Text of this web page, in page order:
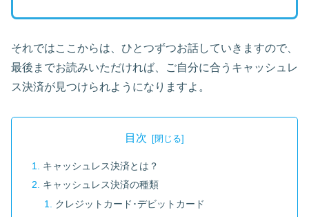
それではここからは、ひとつずつお話していきますので、
最後までお読みいただければ、ご自分に合うキャッシュレ
ス決済が見つけられようになりますよ。
目次
キャッシュレス決済とは？
キャッシュレス決済の種類
クレジットカード･デビットカード